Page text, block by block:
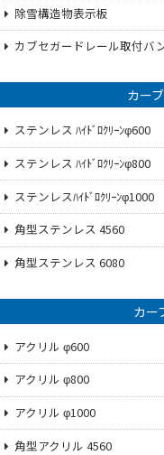
除雪構造物表示板
カブセガードレール取付バ
カー
ステンレス ﾊｲﾄﾞﾛｸﾘｰﾝφ600
ステンレス ﾊｲﾄﾞﾛｸﾘｰﾝφ800
ステンレスﾊｲﾄﾞﾛｸﾘｰﾝφ1000
角型ステンレス 4560
角型ステンレス 6080
カ
アクリル φ600
アクリル φ800
アクリル φ1000
角型アクリル 4560